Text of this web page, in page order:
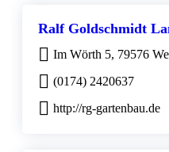
Ralf Goldschmidt
Im Wörth 5, 79576
(0174) 2420637
http://rg-gartenbau.de